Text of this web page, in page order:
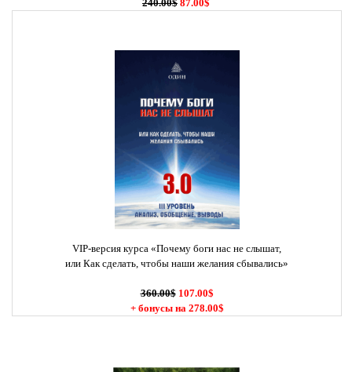
240.00$ 87.00$
VIP-версия курса «Почему боги нас не слышат,
или Как сделать, чтобы наши желания сбывались»
360.00$ 107.00$
+ бонусы на 278.00$